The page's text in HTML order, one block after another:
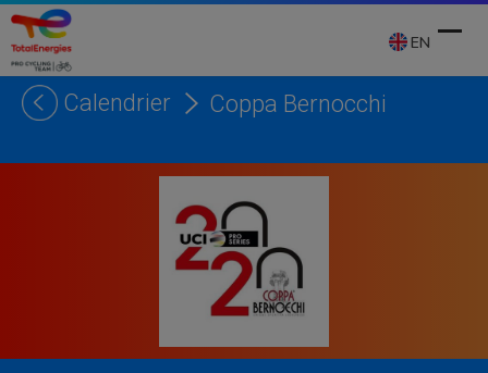
Skip
content
EN
Calendrier Coppa Bernocchi